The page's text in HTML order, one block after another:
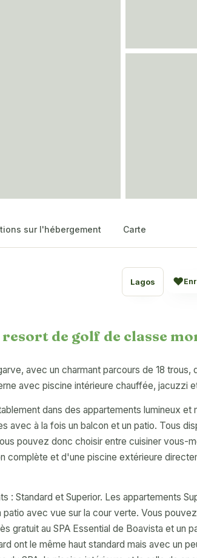
sur l'hébergement Carte
Lagos ♥
de golf de classe
avec un charmant parcours de 18 trous,
avec piscine intérieure chauffée, jacuzzi
dans des appartements lumineux et
avec à la fois un balcon et un patio. Tous
pouvez donc choisir entre cuisiner vous-
complète et d'une piscine extérieure
Standard et Superior. Les appartements
avec vue sur la cour verte. Vous
gratuit au SPA Essential de Boavista et un
ont le même haut standard mais avec un